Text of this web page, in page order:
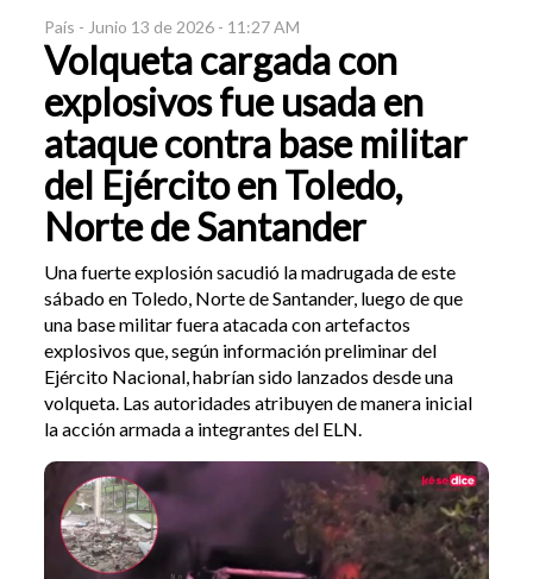
País - Junio 13 de 2026 - 11:27 AM
Volqueta cargada con
explosivos fue usada en
ataque contra base militar
del Ejército en Toledo,
Norte de Santander
Una fuerte explosión sacudió la madrugada de este
sábado en Toledo, Norte de Santander, luego de que
una base militar fuera atacada con artefactos
explosivos que, según información preliminar del
Ejército Nacional, habrían sido lanzados desde una
volqueta. Las autoridades atribuyen de manera inicial
la acción armada a integrantes del ELN.